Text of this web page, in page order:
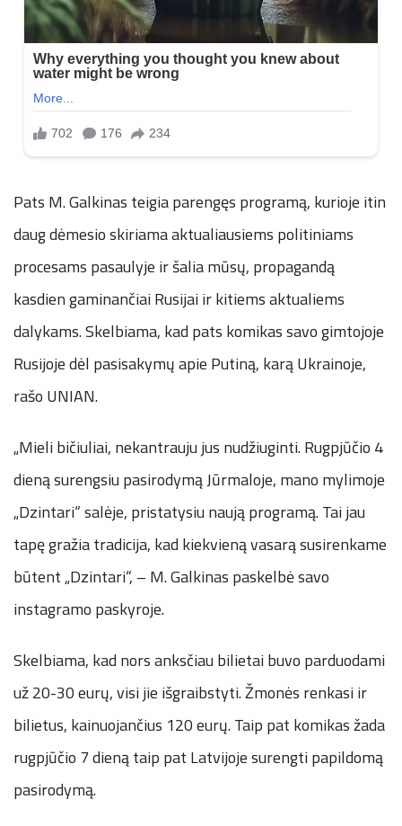
Pats M. Galkinas teigia parengęs programą, kurioje itin
daug dėmesio skiriama aktualiausiems politiniams
procesams pasaulyje ir šalia mūsų, propagandą
kasdien gaminančiai Rusijai ir kitiems aktualiems
dalykams. Skelbiama, kad pats komikas savo gimtojoje
Rusijoje dėl pasisakymų apie Putiną, karą Ukrainoje,
rašo UNIAN.
„Mieli bičiuliai, nekantrauju jus nudžiuginti. Rugpjūčio 4
dieną surengsiu pasirodymą Jūrmaloje, mano mylimoje
„Dzintari“ salėje, pristatysiu naują programą. Tai jau
tapę gražia tradicija, kad kiekvieną vasarą susirenkame
būtent „Dzintari“, – M. Galkinas paskelbė savo
instagramo paskyroje.
Skelbiama, kad nors anksčiau bilietai buvo parduodami
už 20-30 eurų, visi jie išgraibstyti. Žmonės renkasi ir
bilietus, kainuojančius 120 eurų. Taip pat komikas žada
rugpjūčio 7 dieną taip pat Latvijoje surengti papildomą
pasirodymą.